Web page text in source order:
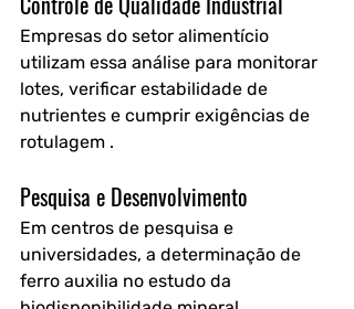
Empresas do setor alimentício
utilizam essa análise para monitorar
lotes, verificar estabilidade de
nutrientes e cumprir exigências de
rotulagem .
Pesquisa e Desenvolvimento
Em centros de pesquisa e
universidades, a determinação de
ferro auxilia no estudo da